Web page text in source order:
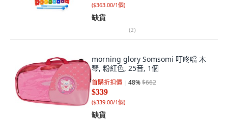
($363.00/1個)
缺貨
(2)
morning glory Somsomi 叮咚噹 木
琴, 粉紅色, 25音, 1個
首購折扣價 48%$662
$339
($339.00/1個)
缺貨